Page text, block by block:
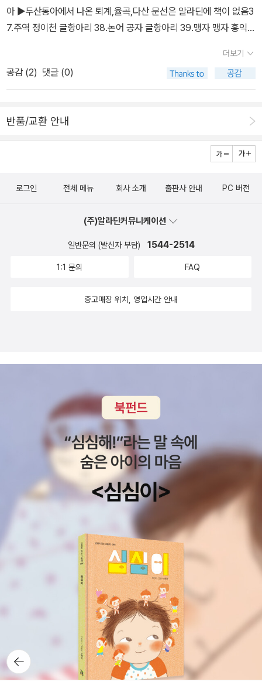
아 ▶두산동아에서 나온 퇴계,율곡,다산 문선은 알라딘에 책이 없음3
7.주역 정이천 글항아리 38.논어 공자 글항아리 39.맹자 맹자 홍익출
요 이이 청어람미디어 동양 사살 책들은 우리가 익히 알고 있는 책들
이나 사실 제대로 읽어본 사람들은 거의 드문 책들이라고 할 수 이겠
는 경우도 많기에 읽다가 포기하는 경우도 상당히 많지요.아마도 소
설책에 비해서는 쉽게 읽히지 않는 책들이지만 인생에 도움을 주는
책들이기에 한번 쯤 읽어 볼 필요가 있다고 생각됩니다.▣ 역 사
쿠야마 한마음사 47.역사란 무엇인가 (까치글방 133) E. H. 카 까치
사연구회 청년사 51.조선시대 사람들은 어떻게 살았을까. 1-2 [개정
산업진흥원 63.간디 자서전 마하트마 건디 한길사 64.다산 정약용
유배지에서 만나다 박석무 한길사 65. 역사 1~4 한국사편찬위원회
위주의)역사 개괄서를 주로 추천하고 있는데 특히 공군사관학교 추천
도서다보니 갈리아 전기나 제 1~2차 대전사와 같은 전생사가 포함된
것이 특이하네요.그리고 많은 위인들의 전기중 간디 자서전을 추천한
것도 이색적으로 보입니다.<계속>
더보기
공감 (2) 댓글 (0)
반품/교환 안내
뒤로가
기
로그인 전체 메뉴 회사 소개 출판사 안내 PC 버전
(주)알라딘커뮤니케이션
일반문의 (발신자 부담) 1544-2514
1:1 문의 FAQ
중고매장 위치, 영업시간 안내